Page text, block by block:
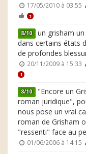
17/05/2010 à 03:55
1
8/10 un grisham un
dans certains états
de profondes
20/11/2009 à 15:33
1
8/10 "Encore un
roman juridique",
nous pose un vrai
roman de Grisham
"ressenti" face au
01/06/2006 à 14:15